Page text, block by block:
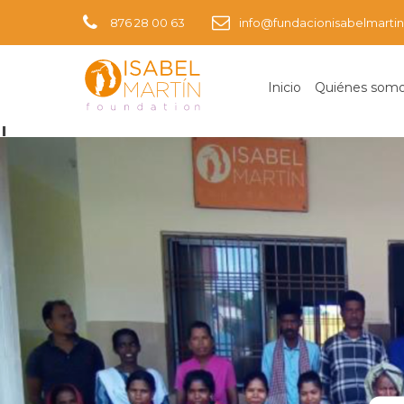
876 28 00 63
Inicio Quiénes
Imagen siguiente
1